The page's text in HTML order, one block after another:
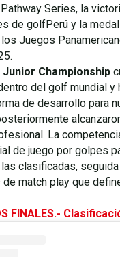
Series, la
de golfPerú y la
Juegos
Junior Championship
del golf mundial y
de desarrollo para
La
de juego por golpes
clasificadas,
match play que
FINALES.-